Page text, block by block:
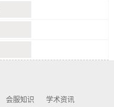
会服知识 学术资讯